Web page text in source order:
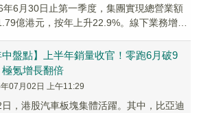
年6月30日止第一季度，集團實現總營業額
億港元，按年上升22.9%。線下業務增長
中盤點】上半年銷量收官！零跑6月破9
氪增長翻倍
07月02日 上午11:29
，港股汽車板塊集體活躍。其中，比亞迪